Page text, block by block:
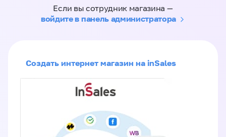
Если вы сотрудник магазина —
войдите в панель администратора
Создать интернет магазин на inSales